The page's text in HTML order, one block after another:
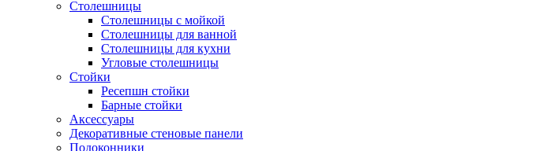
Столешницы
Столешницы с мойкой
Столешницы для ванной
Столешницы для кухни
Угловые столешницы
Стойки
Ресепшн стойки
Барные стойки
Аксессуары
Декоративные стеновые панели
Подоконники